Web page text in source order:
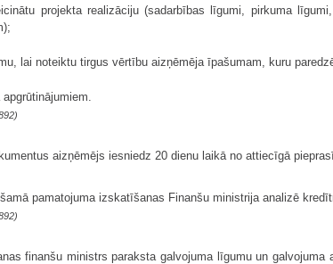
projekta realizāciju (sadarbības līgumi, pirkuma
lai noteiktu tirgus vērtību aizņēmēja īpašumam, kuru
aizņēmējs iesniedz 20 dienu laikā no attiecīgā
pamatojuma izskatīšanas Finanšu ministrija analizē
finanšu ministrs paraksta galvojuma līgumu un